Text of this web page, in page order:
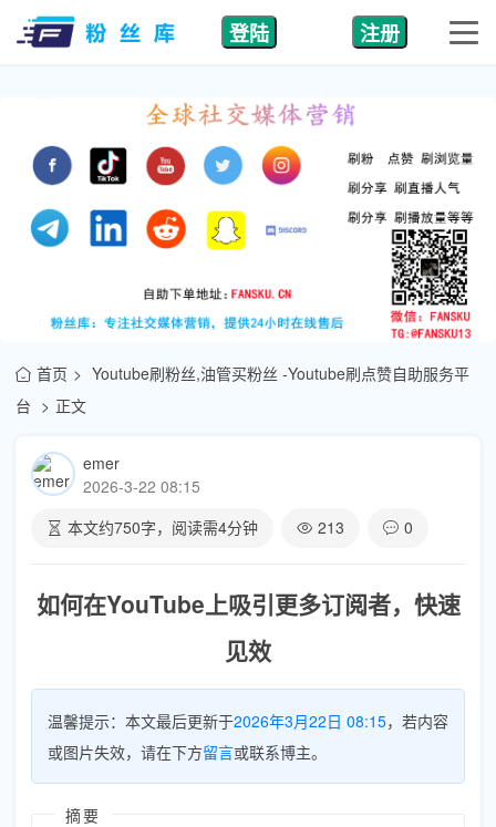
登陆 注册
首页
Youtube刷粉丝,油管买粉丝 -Youtube刷点赞自助服务平
台
正文
emer
2026-3-22 08:15
本文约750字，阅读需4分钟 213 0
如何在YouTube上吸引更多订阅者，快速
见效
温馨提示：本文最后更新于2026年3月22日 08:15，若内容
或图片失效，请在下方留言或联系博主。
摘要